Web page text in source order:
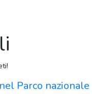
Parco nazionale